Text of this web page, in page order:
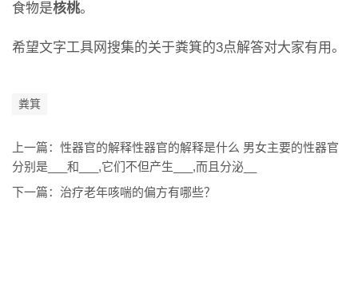
食物是核桃。
希望文字工具网搜集的关于粪箕的3点解答对大家有用。
粪箕
上一篇： 性器官的解释性器官的解释是什么 男女主要的性器官
分别是___和___,它们不但产生___,而且分泌__
下一篇： 治疗老年咳喘的偏方有哪些？